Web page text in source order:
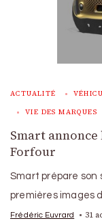
ACTUALITÉ
VIE DES MARQUES
Smart
Forfour
Smart prépare son
premières images
Frédéric Euvrard 31